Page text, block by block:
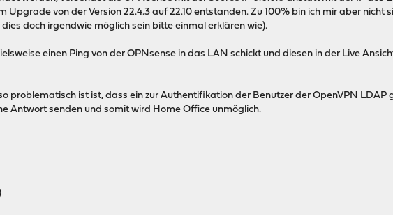
von der Version 22.4.3 auf 22.10 entstanden. Zu 100% bin ich mir aber nicht
doch irgendwie möglich sein bitte einmal erklären wie).
einen Ping von der OPNsense in das LAN schickt und diesen in der Live
problematisch ist ist, dass ein zur Authentifikation der Benutzer der OpenVPN
Antwort senden und somit wird Home Office unmöglich.